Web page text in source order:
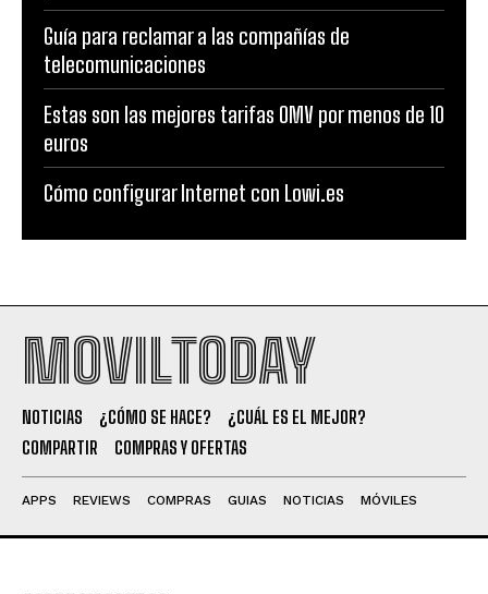
Guía para reclamar a las compañías de
telecomunicaciones
Estas son las mejores tarifas OMV por menos de 10
euros
Cómo configurar Internet con Lowi.es
MOVILTODAY
NOTICIAS ¿CÓMO SE HACE?
¿CUÁL ES EL MEJOR?
COMPARTIR
COMPRAS Y OFERTAS
APPS REVIEWS COMPRAS GUIAS NOTICIAS MÓVILES